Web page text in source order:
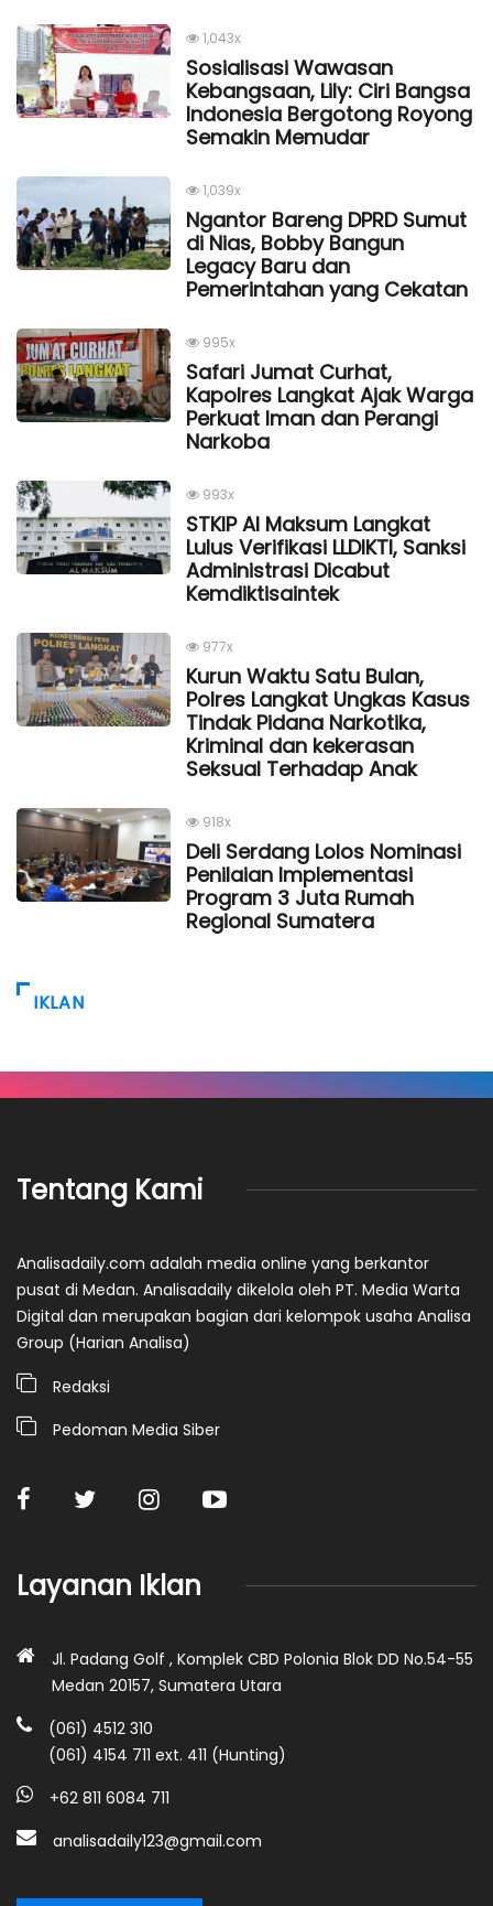
1,043x
Sosialisasi Wawasan
Kebangsaan, Lily: Ciri Bangsa
Indonesia Bergotong Royong
Semakin Memudar
1,039x
Ngantor Bareng DPRD Sumut
di Nias, Bobby Bangun
Legacy Baru dan
Pemerintahan yang Cekatan
995x
Safari Jumat Curhat,
Kapolres Langkat Ajak Warga
Perkuat Iman dan Perangi
Narkoba
993x
STKIP Al Maksum Langkat
Lulus Verifikasi LLDIKTI, Sanksi
Administrasi Dicabut
Kemdiktisaintek
977x
Kurun Waktu Satu Bulan,
Polres Langkat Ungkas Kasus
Tindak Pidana Narkotika,
Kriminal dan kekerasan
Seksual Terhadap Anak
918x
Deli Serdang Lolos Nominasi
Penilaian Implementasi
Program 3 Juta Rumah
Regional Sumatera
IKLAN
Tentang Kami
Analisadaily.com adalah media online yang berkantor
pusat di Medan. Analisadaily dikelola oleh PT. Media Warta
Digital dan merupakan bagian dari kelompok usaha Analisa
Group (Harian Analisa)
Redaksi
Pedoman Media Siber
Layanan Iklan
Jl. Padang Golf , Komplek CBD Polonia Blok DD No.54-55
Medan 20157, Sumatera Utara
(061) 4512 310
(061) 4154 711 ext. 411 (Hunting)
+62 811 6084 711
analisadaily123@gmail.com